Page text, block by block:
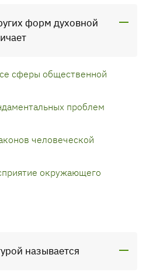
форм духовной
сферы общественной
проблем
человеческой
окружающего
называется